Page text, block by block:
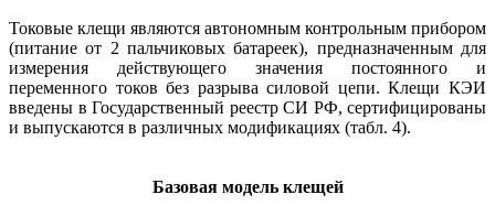
Токовые клещи являются автономным контрольным прибором
(питание от 2 пальчиковых батареек), предназначенным для
измерения действующего значения постоянного и
переменного токов без разрыва силовой цепи. Клещи КЭИ
введены в Государственный реестр СИ РФ, сертифицированы
и выпускаются в различных модификациях (табл. 4).
Базовая модель клещей